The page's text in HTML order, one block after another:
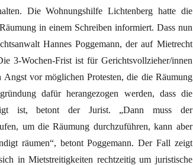
Die Wohnungshilfe Lichtenberg hatte die
in einem Schreiben informiert. Dass nun
Hannes Poggemann, der auf Mietrecht
3-Wochen-Frist ist für Gerichtsvollzieher/innen
vor möglichen Protesten, die die Räumung
dafür herangezogen werden, dass die
ist, betont der Jurist. „Dann muss der
um die Räumung durchzuführen, kann aber
räumen“, betont Poggemann. Der Fall zeigt
in Mietstreitigkeiten rechtzeitig um juristische